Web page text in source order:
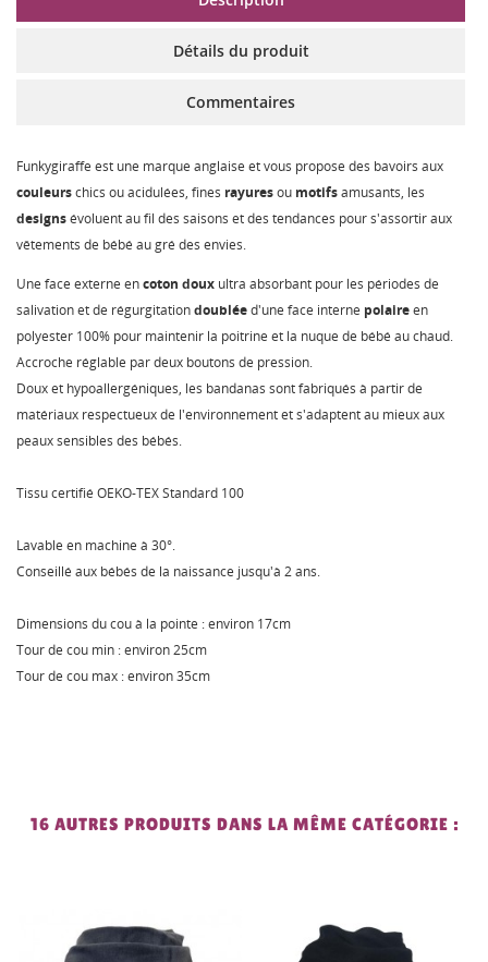
Détails du produit
Commentaires
Funkygiraffe est une marque anglaise et vous propose des bavoirs aux
couleurschics ou acidulées, fines rayuresou motifsamusants, les
designsévoluent au fil des saisons et des tendances pour s'assortir aux
vêtements de bébé au gré des envies.
Une face externe encoton doux ultra absorbant pour les périodes de
salivation et de régurgitationdoubléed'une face interne polaireen
polyester 100% pour maintenir la poitrine et la nuque de bébé au chaud.
Accroche réglable par deux boutons de pression.
Doux et hypoallergéniques, les bandanas sont fabriqués à partir de
matériaux respectueux de l'environnement et s'adaptent au mieux aux
peaux sensibles des bébés.
Tissu certifié OEKO-TEX Standard 100
Lavable en machine à 30°.
Conseillé aux bébés de la naissance jusqu'à 2 ans.
Dimensions du cou à la pointe : environ 17cm
Tour de cou min : environ 25cm
Tour de cou max : environ 35cm
16 AUTRES PRODUITS DANS LA MÊME CATÉGORIE :